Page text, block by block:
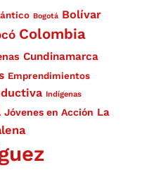
Bogotá Bolívar
Colombia
Cundinamarca
Emprendimientos
Indígenas
Jóvenes en Acción La